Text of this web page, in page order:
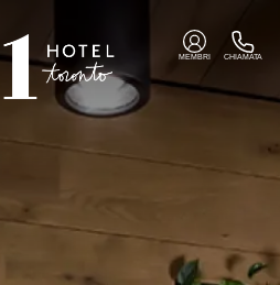
MEMBRI CHIAMATA